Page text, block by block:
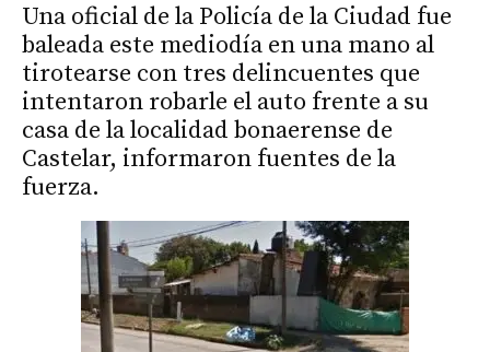
Una oficial de la Policía de la Ciudad fue
baleada este mediodía en una mano al
tirotearse con tres delincuentes que
intentaron robarle el auto frente a su
casa de la localidad bonaerense de
Castelar, informaron fuentes de la
fuerza.